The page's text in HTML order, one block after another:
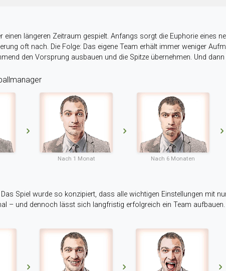
einen längeren Zeitraum gespielt. Anfangs sorgt die Euphorie eines
oft nach. Die Folge: Das eigene Team erhält immer weniger
den Vorsprung ausbauen und die Spitze übernehmen. Und
Nach 1 Monat Nach 6 Monaten
Spiel wurde so konzipiert, dass alle wichtigen Einstellungen mit
– und dennoch lässt sich langfristig erfolgreich ein Team